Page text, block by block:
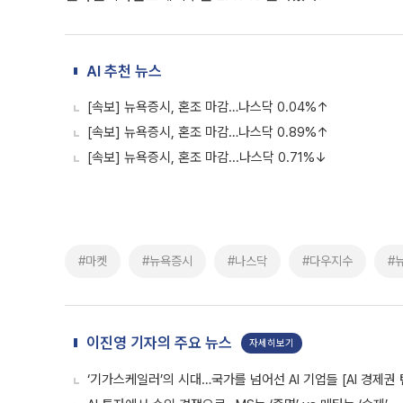
AI 추천 뉴스
[속보] 뉴욕증시, 혼조 마감…나스닥 0.04%↑
[속보] 뉴욕증시, 혼조 마감…나스닥 0.89%↑
[속보] 뉴욕증시, 혼조 마감...나스닥 0.71%↓
#마켓 #뉴욕증시 #나스닥 #다우지수 #
이진영 기자의 주요 뉴스 자세히보기
‘기가스케일러’의 시대…국가를 넘어선 AI 기업들 [AI 경제